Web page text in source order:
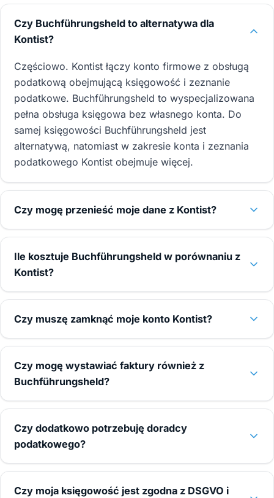
Czy Buchführungsheld to alternatywa dla
Kontist?
Częściowo. Kontist łączy konto firmowe z obsługą
podatkową obejmującą księgowość i zeznanie
podatkowe. Buchführungsheld to wyspecjalizowana
pełna obsługa księgowa bez własnego konta. Do
samej księgowości Buchführungsheld jest
alternatywą, natomiast w zakresie konta i zeznania
podatkowego Kontist obejmuje więcej.
Czy mogę przenieść moje dane z Kontist?
Ile kosztuje Buchführungsheld w porównaniu z
Kontist?
Czy muszę zamknąć moje konto Kontist?
Czy mogę wystawiać faktury również z
Buchführungsheld?
Czy dodatkowo potrzebuję doradcy
podatkowego?
Czy moja księgowość jest zgodna z DSGVO i